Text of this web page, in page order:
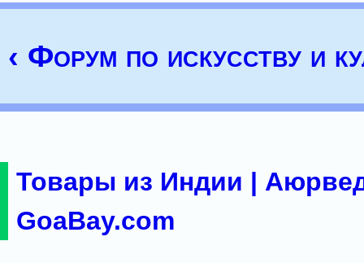
‹ Форум по искусству и
Товары из Индии |
GoaBay.com